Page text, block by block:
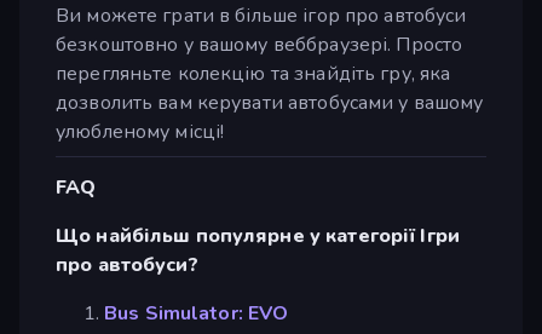
Ви можете грати в більше ігор про автобуси
безкоштовно у вашому веббраузері. Просто
перегляньте колекцію та знайдіть гру, яка
дозволить вам керувати автобусами у вашому
улюбленому місці!
FAQ
Що найбільш популярне у категорії Ігри
про автобуси?
Bus Simulator: EVO